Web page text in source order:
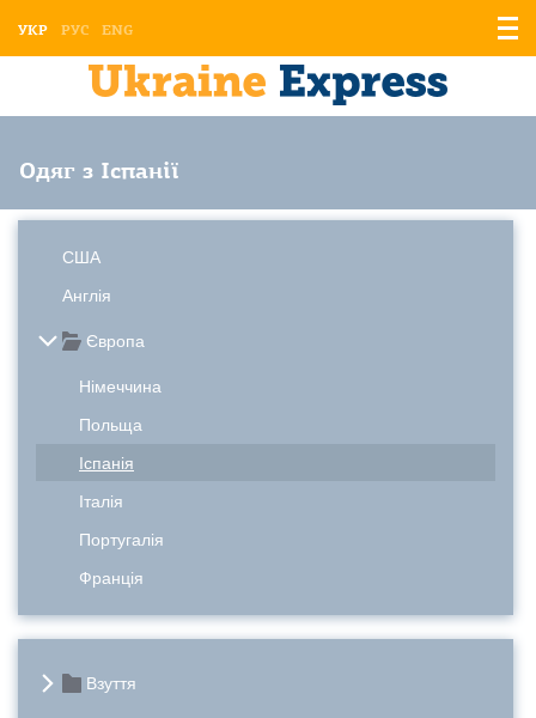
УКР РУС ENG
Одяг з Іспанії
США
Англія
Європа
Німеччина
Польща
Іспанія
Італія
Португалія
Франція
Взуття